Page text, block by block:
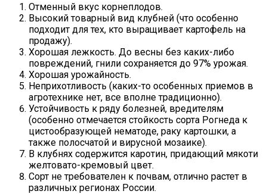
Отменный вкус корнеплодов.
Высокий товарный вид клубней (что особенно
подходит для тех, кто выращивает картофель на
продажу).
Хорошая лежкость. До весны без каких-либо
повреждений, гнили сохраняется до 97% урожая.
Хорошая урожайность.
Неприхотливость (каких-то особенных приемов в
агротехнике нет, все вполне традиционно).
Устойчивость к ряду болезней, вредителям
(особенно отмечается стойкость сорта Рогнеда к
цистообразующей нематоде, раку картошки, а
также полосчатой и вирусной мозаике).
В клубнях содержится каротин, придающий мякоти
желтовато-кремовый цвет.
Сорт не требователен к почвам, отлично растет в
различных регионах России.